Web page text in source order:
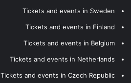
Tickets and events in Sweden
Tickets and events in Finland
Tickets and events in Belgium
Tickets and events in Netherlands
Tickets and events in Czech Republic